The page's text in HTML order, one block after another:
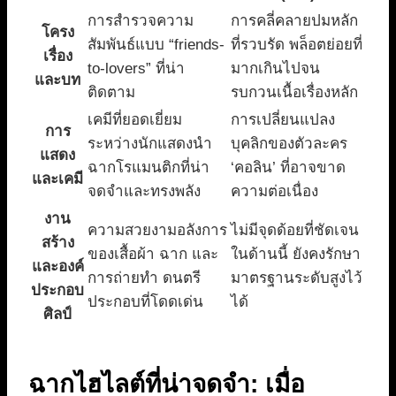
โครง
เรื่อง
และบท
การสำรวจความ
สัมพันธ์แบบ “friends-
to-lovers” ที่น่า
ติดตาม
การคลี่คลายปมหลัก
ที่รวบรัด พล็อตย่อยที่
มากเกินไปจน
รบกวนเนื้อเรื่องหลัก
การ
แสดง
และเคมี
เคมีที่ยอดเยี่ยม
ระหว่างนักแสดงนำ
ฉากโรแมนติกที่น่า
จดจำและทรงพลัง
การเปลี่ยนแปลง
บุคลิกของตัวละคร
‘คอลิน’ ที่อาจขาด
ความต่อเนื่อง
งาน
สร้าง
และองค์
ประกอบ
ศิลป์
ความสวยงามอลังการ
ของเสื้อผ้า ฉาก และ
การถ่ายทำ ดนตรี
ประกอบที่โดดเด่น
ไม่มีจุดด้อยที่ชัดเจน
ในด้านนี้ ยังคงรักษา
มาตรฐานระดับสูงไว้
ได้
ฉากไฮไลต์ที่น่าจดจำ: เมื่อ